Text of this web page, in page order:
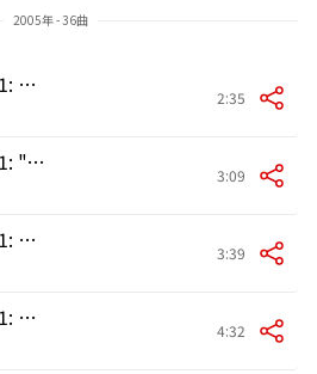
2005年 - 36曲
La bohème, Act 1: "Questo Mar Rosso mi ammollisce e assidera" (Marcello, Rodolfo) 2:35
La bohème, Act 1: "Aguzza l'ingegno" (Rodolfo, Marcello, Colline) 3:09
La bohème, Act 1: "Legna!" - "Sigari!" (Rodolfo, Marcello, Colline, Schaunard) 3:39
La bohème, Act 1: "Si può?" - "Chi è la?" (Benoit, Marcello, Schaunard, Colline, Rodolfo) 4:32